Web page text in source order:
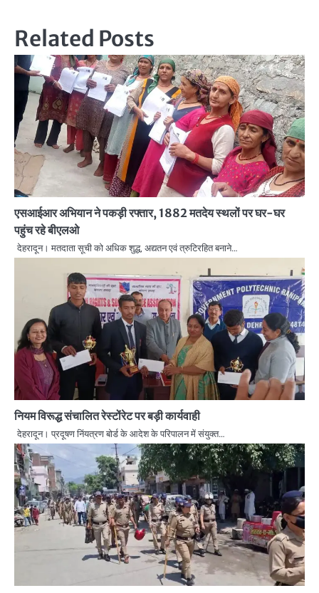
Related Posts
एसआईआर अभियान ने पकड़ी रफ्तार, 1882 मतदेय स्थलों पर घर-घर
पहुंच रहे बीएलओ
देहरादून। मतदाता सूची को अधिक शुद्ध, अद्यतन एवं त्रुटिरहित बनाने…
नियम विरूद्ध संचालित रेस्टोंरेट पर बड़ी कार्यवाही
देहरादून। प्रदूषण निंयत्रण बोर्ड के आदेश के परिपालन में संयुक्त…